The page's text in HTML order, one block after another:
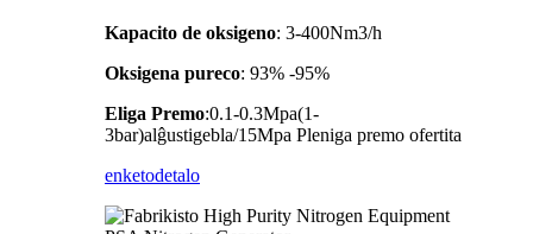
Kapacito de oksigeno: 3-400Nm3/h
Oksigena pureco: 93% -95%
Eliga Premo:0.1-0.3Mpa(1-
3bar)alĝustigebla/15Mpa Pleniga premo ofertita
enketodetalo